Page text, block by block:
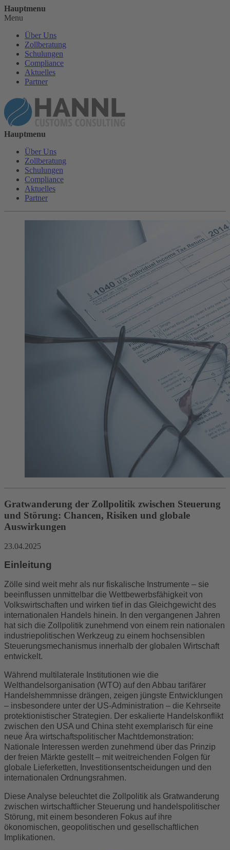
Hauptmenu
Menu
Über Uns
Zollberatung
Schulungen
Compliance
Aktuelles
Partner
Hauptmenu
Über Uns
Zollberatung
Schulungen
Compliance
Aktuelles
Partner
Gratwanderung der Zollpolitik zwischen Steuerung
und Störung: Chancen, Risiken und globale
Auswirkungen
23.04.2025
Einleitung
Zölle sind weit mehr als nur fiskalische Instrumente – sie
beeinflussen unmittelbar die Wettbewerbsfähigkeit von
Volkswirtschaften und wirken tief in das Gleichgewicht des
internationalen Handels hinein. In den vergangenen Jahren
hat sich die Zollpolitik zunehmend von einem rein nationalen
industriepolitischen Werkzeug zu einem hochsensiblen
Steuerungsmechanismus innerhalb der globalen Wirtschaft
entwickelt.
Während multilaterale Institutionen wie die
Welthandelsorganisation (WTO) auf den Abbau tarifärer
Handelshemmnisse drängen, zeigen jüngste Entwicklungen
– insbesondere unter der US-Administration – die Kehrseite
protektionistischer Strategien. Der eskalierte Handelskonflikt
zwischen den USA und China steht exemplarisch für eine
neue Ära wirtschaftspolitischer Machtdemonstration:
Nationale Interessen werden zunehmend über das Prinzip
der freien Märkte gestellt – mit weitreichenden Folgen für
globale Lieferketten, Investitionsentscheidungen und den
internationalen Ordnungsrahmen.
Diese Analyse beleuchtet die Zollpolitik als Gratwanderung
zwischen wirtschaftlicher Steuerung und handelspolitischer
Störung, mit einem besonderen Fokus auf ihre
ökonomischen, geopolitischen und gesellschaftlichen
Implikationen.